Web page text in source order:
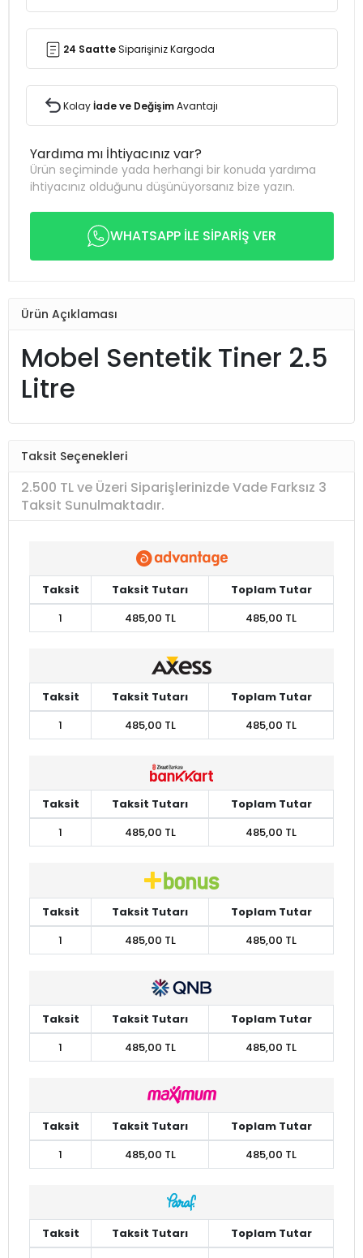
24 SaatteSiparişiniz Kargoda
Kolayİade ve DeğişimAvantajı
Yardıma mı İhtiyacınız var?
Ürün seçiminde yada herhangi bir konuda yardıma
ihtiyacınız olduğunu düşünüyorsanız bize yazın.
WHATSAPP İLE SİPARİŞ VER
Ürün Açıklaması
Mobel Sentetik Tiner 2.5
Litre
Taksit Seçenekleri
2.500 TL ve Üzeri Siparişlerinizde Vade Farksız 3
Taksit Sunulmaktadır.
Taksit Taksit Tutarı
Toplam Tutar
1
485,00 TL 485,00 TL
Taksit Taksit Tutarı
Toplam Tutar
1
485,00 TL 485,00 TL
Taksit Taksit Tutarı
Toplam Tutar
1
485,00 TL 485,00 TL
Taksit Taksit Tutarı
Toplam Tutar
1
485,00 TL 485,00 TL
Taksit Taksit Tutarı
Toplam Tutar
1
485,00 TL 485,00 TL
Taksit Taksit Tutarı
Toplam Tutar
1
485,00 TL 485,00 TL
Taksit Taksit Tutarı
Toplam Tutar